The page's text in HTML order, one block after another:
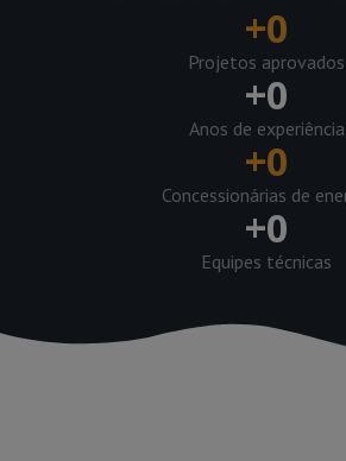
+0
Projetos aprovados
+0
Anos de experiência
+0
Concessionárias de
+0
Equipes técnicas